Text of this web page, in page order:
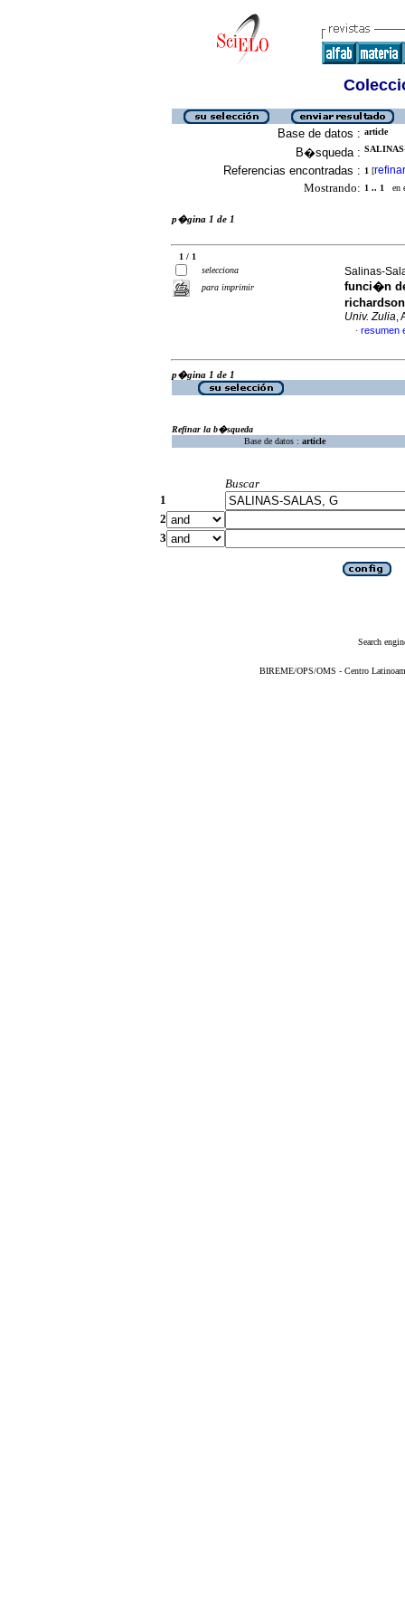
Base de datos : article
B�squeda :
Referencias encontradas : 1 [refinar
Mostrando: 1 .. 1 en
p�gina 1 de 1
1 / 1
selecciona
para imprimir
Salinas-
funci�n
Univ. Zulia,
· resumen
p�gina 1 de 1
Refinar la b�squeda
Base de datos : article
Buscar
1
2
3
Search
BIREME/OPS/OMS - Centro